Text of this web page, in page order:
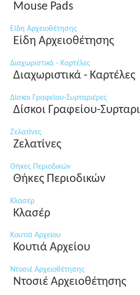
Mouse Pads
Είδη Αρχειοθέτησης
Είδη Αρχειοθέτησης
Διαχωριστικά - Καρτέλες
Διαχωριστικά - Καρτέλες
Δίσκοι Γραφείου-Συρταριέρες
Δίσκοι Γραφείου-
Ζελατίνες
Ζελατίνες
Θήκες Περιοδικών
Θήκες Περιοδικών
Κλασέρ
Κλασέρ
Κουτιά Αρχείου
Κουτιά Αρχείου
Ντοσιέ Αρχειοθέτησης
Ντοσιέ Αρχειοθέτησης